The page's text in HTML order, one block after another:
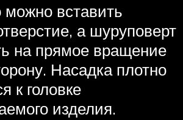
можно вставить
а шуруповерт
на прямое вращение
Насадка плотно
к головке
изделия.